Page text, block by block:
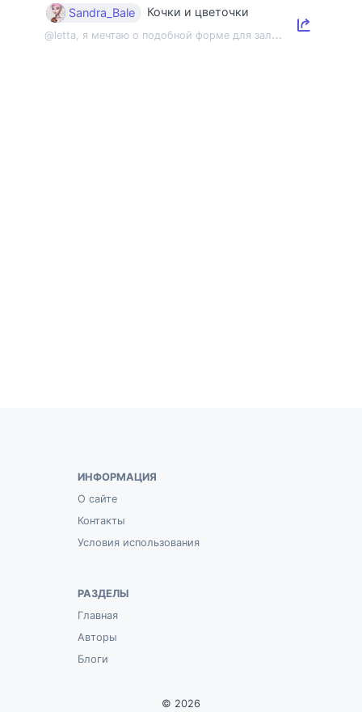
Sandra_Bale Кочки и цветочки
@
letta, я мечтаю о подобной форме для зала 😂
ИНФОРМАЦИЯ
О сайте
Контакты
Условия использования
РАЗДЕЛЫ
Главная
Авторы
Блоги
© 2026